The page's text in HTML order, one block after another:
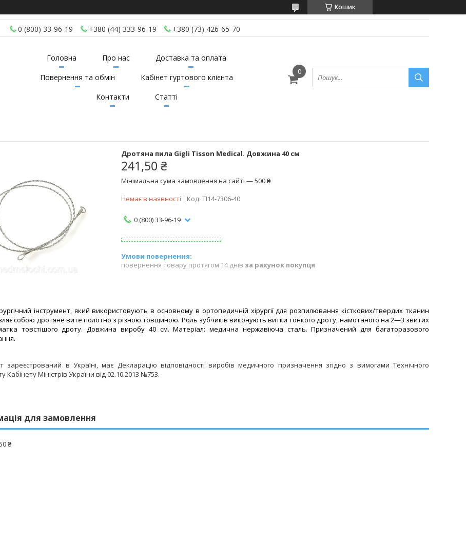
Кошик
0 (800) 33-96-19 +380 (44) 333-96-19 +380 (73) 426-65-70
Головна Про нас
Доставка та оплата
Повернення та обмін
Кабінет гуртового клієнта
Контакти
Статті
Дротяна пила Gigli Tisson Medical. Довжина 40 см
241,50 ₴
Мінімальна сума замовлення на сайті — 500 ₴
Немає в наявності
Код: TI14-7306-40
0 (800) 33-96-19
повернення товару протягом 14 днів за рахунок покупця
інструмент, який використовують в основному в ортопедичній хірургії для розпилювання кісткових/твердих тканин
собою дротяне вите полотно з різною товщиною. Роль зубчиків виконують витки тонкого дроту, намотаного на 2—3 звитих
товстішого дроту. Довжина виробу 40 см. Матеріал: медична нержавіюча сталь. Призначений для багаторазового
зареєстрований в Україні, має Декларацію відповідності виробів медичного призначення згідно з вимогами Технічного
Кабінету Міністрів України від 02.10.2013 №753.
для замовлення
₴